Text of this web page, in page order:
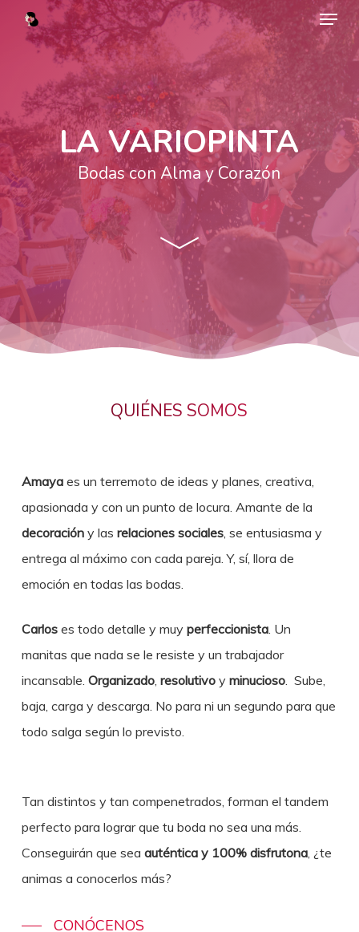
content
Menu
LA VARIOPINTA
Bodas con Alma y Corazón
QUIÉNES SOMOS
Amayaes un terremoto de ideas y planes, creativa,
apasionada y con un punto de locura. Amante de la
decoracióny las relaciones sociales, se entusiasma y
entrega al máximo con cada pareja. Y, sí, llora de
emoción en todas las bodas.
Carloses todo detalle y muy perfeccionista. Un
manitas que nada se le resiste y un trabajador
incansable. Organizado, resolutivoy minucioso. Sube,
baja, carga y descarga. No para ni un segundo para que
todo salga según lo previsto.
Tan distintos y tan compenetrados, forman el tandem
perfecto para lograr que tu boda no sea una más.
Conseguirán que sea auténtica y 100% disfrutona, ¿te
animas a conocerlos más?
CONÓCENOS